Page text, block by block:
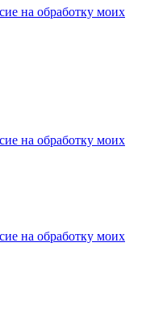
на обработку моих
на обработку моих
на обработку моих